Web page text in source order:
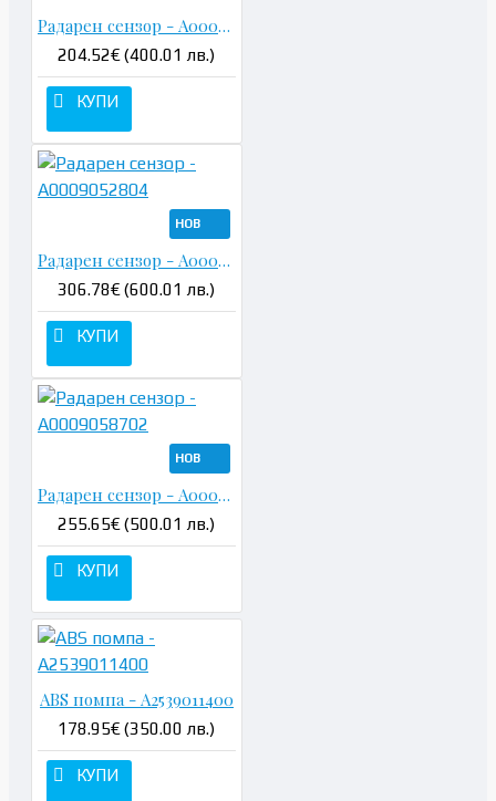
Радарен сензор - A0009058702
204.52€ (400.01 лв.)
КУПИ
НОВ
Радарен сензор - A0009052804
306.78€ (600.01 лв.)
КУПИ
НОВ
Радарен сензор - A0009058702
255.65€ (500.01 лв.)
КУПИ
ABS помпа - A2539011400
178.95€ (350.00 лв.)
КУПИ